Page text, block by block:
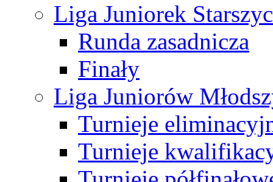
Liga Juniorek
Runda zasadnicza
Finały
Liga Juniorów
Turnieje
Turnieje